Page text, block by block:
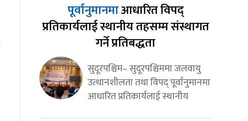
पूर्वानुमानमाआधारित विपद्
प्रतिकार्यलाई स्थानीय तहसम्म संस्थागत
गर्ने प्रतिबद्धता
सुदूरपश्चिम– सुदूरपश्चिममा जलवायु
उत्थानशीलता तथा विपद् पूर्वानुमानमा
आधारित प्रतिकार्यलाई स्थानीय